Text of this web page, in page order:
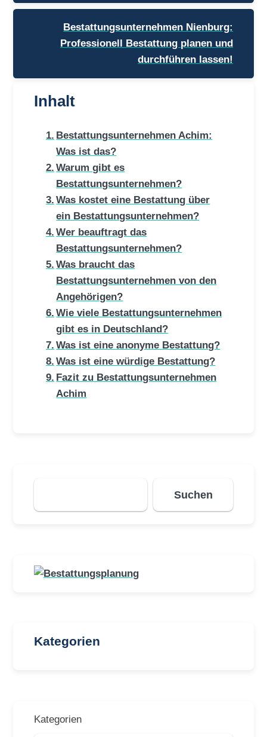
Bestattungsunternehmen Nienburg:
Professionell Bestattung planen und
durchführen lassen!
Inhalt
Bestattungsunternehmen Achim:
Was ist das?
Warum gibt es
Bestattungsunternehmen?
Was kostet eine Bestattung über
ein Bestattungsunternehmen?
Wer beauftragt das
Bestattungsunternehmen?
Was braucht das
Bestattungsunternehmen von den
Angehörigen?
Wie viele Bestattungsunternehmen
gibt es in Deutschland?
Was ist eine anonyme Bestattung?
Was ist eine würdige Bestattung?
Fazit zu Bestattungsunternehmen
Achim
Suchen
Suchen
Kategorien
Kategorien